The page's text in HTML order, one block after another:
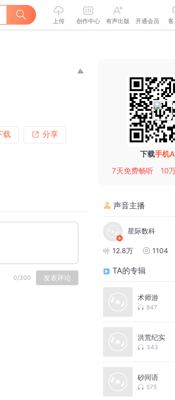
上传 创作中心 有声出版 开通会员
载 分享
0/300 发表评论
下载手机
7天免费畅听
10
声音主播
星际数科
12.8万 1104
TA的专辑
术师游
847
洪荒纪实
343
砂间语
575